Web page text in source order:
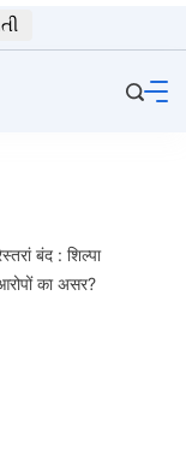
बंद : शिल्पा
का असर?